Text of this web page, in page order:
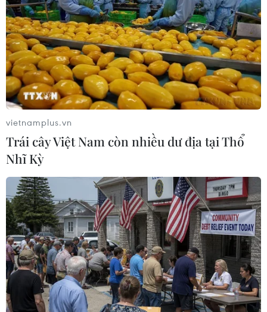
Cuba bắt đầu thử nghiệm hai loại vaccine
phòng COVID-19
13/05/2021 05:05
Cuba sẽ tiêm thử nghiệm hai loại vaccine Abdala và
Soberana 02 do nước này tự bào chế và sản xuất cho
khoảng 70.000 dân gồm đối tượng là nhân viên y tế,
sinh viên y khoa và các nhóm có nguy cơ cao.
vietnamplus.vn
Trái cây Việt Nam còn nhiều dư địa tại Thổ
Nhĩ Kỳ